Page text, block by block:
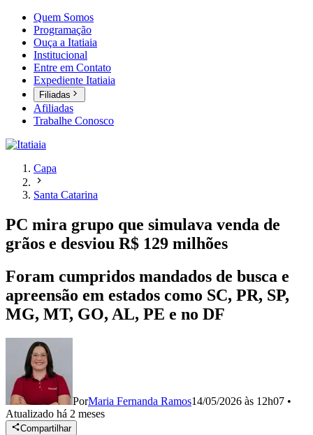
Quem Somos
Programação
Ouça a Itatiaia
Institucional
Entre em Contato
Expediente Itatiaia
Filiadas
Afiliadas
Trabalhe Conosco
Capa
Santa Catarina
PC mira grupo que simulava venda de
grãos e desviou R$ 129 milhões
Foram cumpridos mandados de busca e
apreensão em estados como SC, PR, SP,
MG, MT, GO, AL, PE e no DF
PorMaria Fernanda Ramos14/05/2026 às 12h07 •
Atualizado há 2 meses
Compartilhar